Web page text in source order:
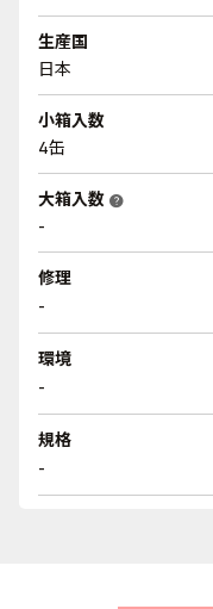
生産国
日本
小箱入数
4缶
大箱入数 help
-
修理
-
環境
-
規格
-